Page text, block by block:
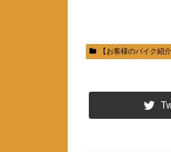
ン
ド
ウ
だ
さ
い
ド
【お客様のバイク紹介